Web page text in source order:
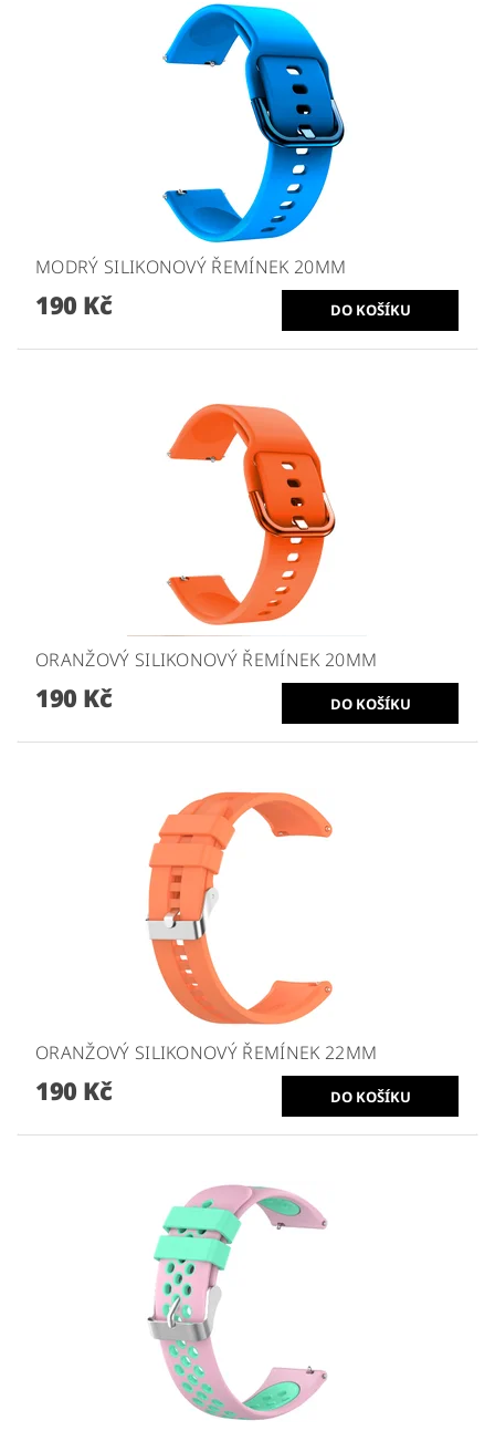
MODRÝ SILIKONOVÝ ŘEMÍNEK 20MM
190 Kč
ORANŽOVÝ SILIKONOVÝ ŘEMÍNEK 20MM
190 Kč
ORANŽOVÝ SILIKONOVÝ ŘEMÍNEK 22MM
190 Kč